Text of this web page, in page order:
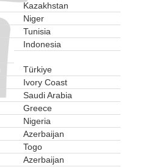
Kazakhstan
Niger
Tunisia
Indonesia
Türkiye
Ivory Coast
Saudi Arabia
Greece
Nigeria
Azerbaijan
Togo
Azerbaijan